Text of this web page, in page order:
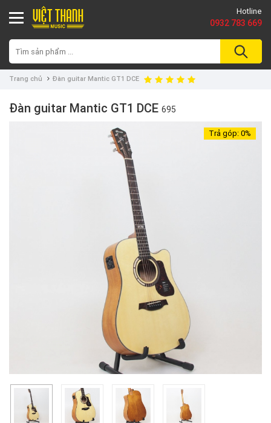
Hotline
0932 783 669
Trang chủ Đàn guitar Mantic GT1 DCE
Đàn guitar Mantic GT1 DCE 695
Trả góp:0%